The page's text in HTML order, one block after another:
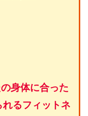
身体に合った
るフィットネ